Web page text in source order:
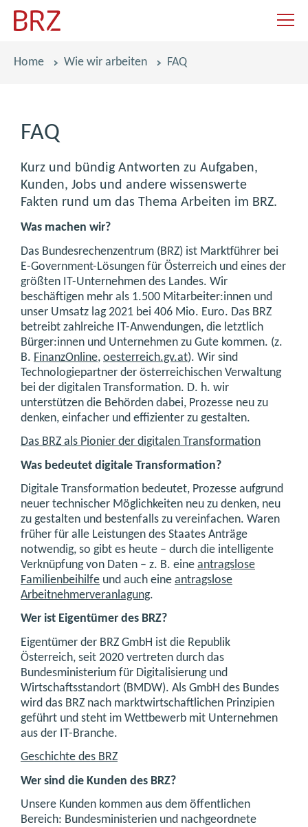
Pfadnavigation
Home Wie wir arbeiten FAQ
FAQ
Kurz und bündig Antworten zu Aufgaben,
Kunden, Jobs und andere wissenswerte
Fakten rund um das Thema Arbeiten im BRZ.
Was machen wir?
Das Bundesrechenzentrum (BRZ) ist Marktführer bei
E-Government-Lösungen für Österreich und eines der
größten IT-Unternehmen des Landes. Wir
beschäftigen mehr als 1.500 Mitarbeiter:innen und
unser Umsatz lag 2021 bei 406 Mio. Euro. Das BRZ
betreibt zahlreiche IT-Anwendungen, die letztlich
Bürger:innen und Unternehmen zu Gute kommen. (z.
B. FinanzOnline, oesterreich.gv.at). Wir sind
Technologiepartner der österreichischen Verwaltung
bei der digitalen Transformation. D. h. wir
unterstützen die Behörden dabei, Prozesse neu zu
denken, einfacher und effizienter zu gestalten.
Das BRZ als Pionier der digitalen Transformation
Was bedeutet digitale Transformation?
Digitale Transformation bedeutet, Prozesse aufgrund
neuer technischer Möglichkeiten neu zu denken, neu
zu gestalten und bestenfalls zu vereinfachen. Waren
früher für alle Leistungen des Staates Anträge
notwendig, so gibt es heute – durch die intelligente
Verknüpfung von Daten – z. B. eine antragslose
Familienbeihilfe und auch eine antragslose
Arbeitnehmerveranlagung.
Wer ist Eigentümer des BRZ?
Eigentümer der BRZ GmbH ist die Republik
Österreich, seit 2020 vertreten durch das
Bundesministerium für Digitalisierung und
Wirtschaftsstandort (BMDW). Als GmbH des Bundes
wird das BRZ nach marktwirtschaftlichen Prinzipien
geführt und steht im Wettbewerb mit Unternehmen
aus der IT-Branche.
Geschichte des BRZ
Wer sind die Kunden des BRZ?
Unsere Kunden kommen aus dem öffentlichen
Bereich: Bundesministerien und nachgeordnete